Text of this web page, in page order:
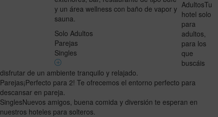
y un área wellness con baño de vapor y
sauna.
Solo Adultos
Parejas
Singles
AdultosTu
hotel solo
para
adultos,
para los
que
buscáis
disfrutar de un ambiente tranquilo y relajado.
Parejas¡Perfecto para 2! Te ofrecemos el entorno perfecto para
descansar en pareja.
SinglesNuevos amigos, buena comida y diversión te esperan en
nuestros hoteles para solteros.